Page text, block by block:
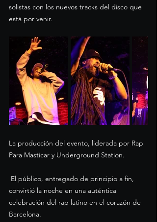
solistas con los nuevos tracks del disco que
está por venir.
La producción del evento, liderada por Rap
Para Masticar y Underground Station.
El público, entregado de principio a fin,
convirtió la noche en una auténtica
celebración del rap latino en el corazón de
Barcelona.